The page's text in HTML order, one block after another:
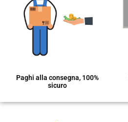
Paghi alla consegna, 100%
sicuro